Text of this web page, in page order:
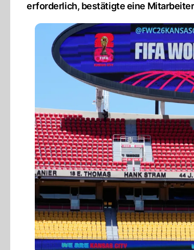
erforderlich, bestätigte eine